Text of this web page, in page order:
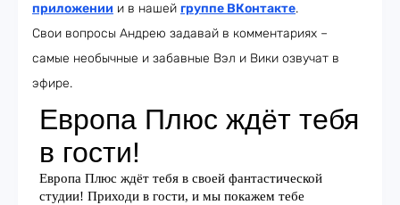
приложении и в нашей группе ВКонтакте.
Свои вопросы Андрею задавай в комментариях –
самые необычные и забавные Вэл и Вики озвучат в
эфире.​